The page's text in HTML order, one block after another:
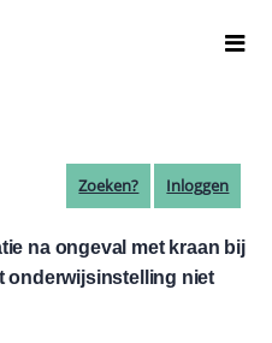
Zoeken? Inloggen
na ongeval met kraan bij
onderwijsinstelling niet